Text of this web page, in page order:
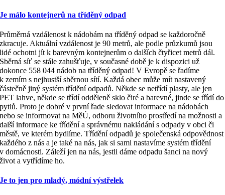
Je málo kontejnerů na tříděný odpad
Průměrná vzdálenost k nádobám na tříděný odpad se každoročně
zkracuje. Aktuální vzdálenost je 90 metrů, ale podle průzkumů jsou
lidé ochotni jít k barevným kontejnerům o dalších čtyřicet metrů dál.
Sběrná síť se stále zahušťuje, v současné době je k dispozici už
dokonce 558 044 nádob na tříděný odpad! V Evropě se řadíme
k zemím s nejhustší sběrnou sítí. Každá obec může mít nastavený
částečně jiný systém třídění odpadů. Někde se netřídí plasty, ale jen
PET lahve, někde se třídí odděleně sklo čiré a barevné, jinde se třídí do
pytlů. Proto je dobré v první řade sledovat informace na nádobách
nebo se informovat na MěÚ, odboru životního prostředí na možnosti a
další informace ke třídění a správnému nakládání s odpady v obci či
městě, ve kterém bydlíme. Třídění odpadů je společenská odpovědnost
každého z nás a je také na nás, jak si sami nastavíme systém třídění
v domácnosti. Záleží jen na nás, jestli dáme odpadu šanci na nový
život a vytřídíme ho.
Je to jen pro mladý, módní výstřelek